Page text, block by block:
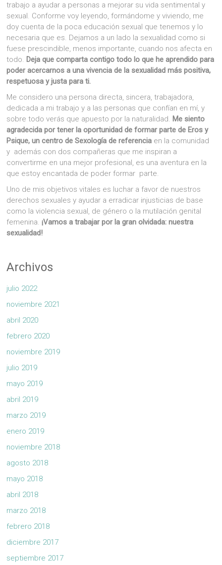
trabajo a ayudar a personas a mejorar su vida sentimental y
sexual. Conforme voy leyendo, formándome y viviendo, me
doy cuenta de la poca educación sexual que tenemos y lo
necesaria que es. Dejamos a un lado la sexualidad como si
fuese prescindible, menos importante, cuando nos afecta en
todo. Deja que comparta contigo todo lo que he aprendido para
poder acercarnos a una vivencia de la sexualidad más positiva,
respetuosa y justa para ti.
Me considero una persona directa, sincera, trabajadora,
dedicada a mi trabajo y a las personas que confían en mí, y
sobre todo verás que apuesto por la naturalidad. Me siento
agradecida por tener la oportunidad de formar parte de Eros y
Psique, un centro de Sexología de referencia en la comunidad
y además con dos compañeras que me inspiran a
convertirme en una mejor profesional, es una aventura en la
que estoy encantada de poder formar parte.
Uno de mis objetivos vitales es luchar a favor de nuestros
derechos sexuales y ayudar a erradicar injusticias de base
como la violencia sexual, de género o la mutilación genital
femenina.¡Vamos a trabajar por la gran olvidada: nuestra
sexualidad!
Archivos
julio 2022
noviembre 2021
abril 2020
febrero 2020
noviembre 2019
julio 2019
mayo 2019
abril 2019
marzo 2019
enero 2019
noviembre 2018
agosto 2018
mayo 2018
abril 2018
marzo 2018
febrero 2018
diciembre 2017
septiembre 2017